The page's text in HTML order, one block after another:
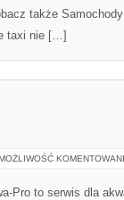
także
taxi nie […]
Pro to serwis dla